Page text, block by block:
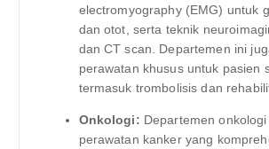
electromyography (EMG) untuk
dan otot, serta teknik
dan CT scan. Departemen ini
perawatan khusus untuk pasien
termasuk trombolisis dan
Onkologi: Departemen
perawatan kanker yang